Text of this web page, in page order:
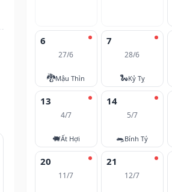
6
27/6
🐉Mậu Thìn
7
28/6
🐍Kỷ Tỵ
13
4/7
🐖Ất Hợi
14
5/7
🐀Bính Tý
20
11/7
21
12/7